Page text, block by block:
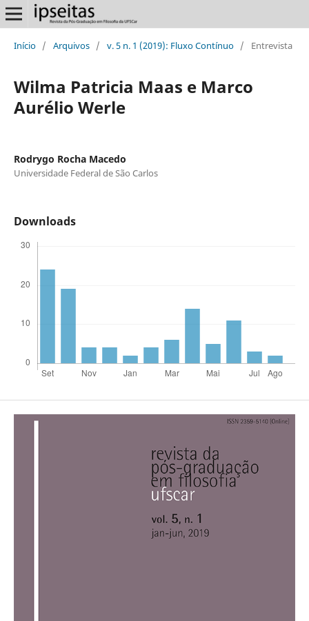
Início / Arquivos / v. 5 n. 1 (2019): Fluxo Contínuo / Entrevista
Wilma Patricia Maas e Marco
Aurélio Werle
Rodrygo Rocha Macedo
Universidade Federal de São Carlos
Downloads